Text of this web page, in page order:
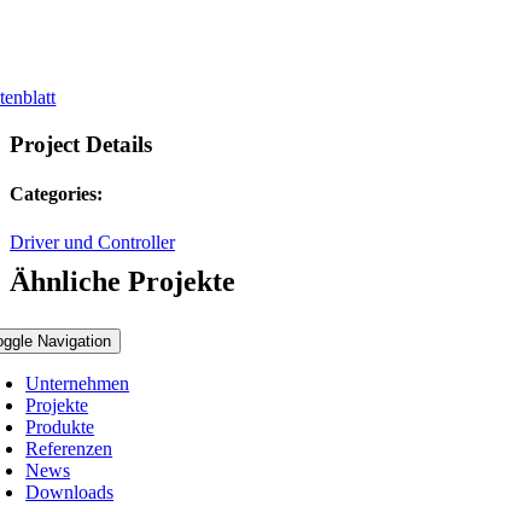
Navigation
Unternehmen
Projekte
Produkte
Referenzen
News
Downloads
Project Details
Categories:
Driver und Controller
Ähnliche Projekte